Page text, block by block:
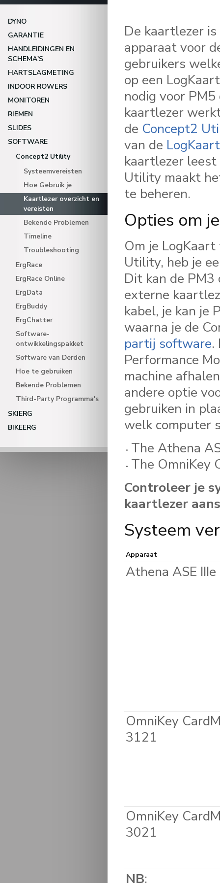
DYNO
GARANTIE
HANDLEIDINGEN EN
SCHEMA'S
HARTSLAGMETING
INDOOR ROWERS
MONITOREN
RIEMEN
SLIDES
SOFTWARE
Concept2 Utility
Systeemvereisten
Hoe Gebruik je
Kaartlezer overzicht en
vereisten
Bekende Problemen
Timeline
Troubleshooting
ErgRace
ErgRace Online
ErgData
ErgBuddy
ErgChatter
Software-
ontwikkelingspakket
Software van Derden
Hoe te gebruiken
Bekende Problemen
Third-Party Programma's
SKIERG
BIKEERG
De kaartlezer
apparaat voor
gebruikers
op een
nodig voor
kaartlezer
de Concept2
van de LogKaart
kaartlezer leest
Utility maakt
te beheren.
Opties om
Om je
Utility, heb je
Dit kan de PM3
externe
kabel, je kan je
waarna je de
partij software.
Performance
machine
andere optie
gebruiken in
welk computer
The Athena
The OmniKey
Controleer je
kaartlezer
Systeem
Apparaat
Athena ASE IIIe
OmniKey
3121
OmniKey
3021
NB: